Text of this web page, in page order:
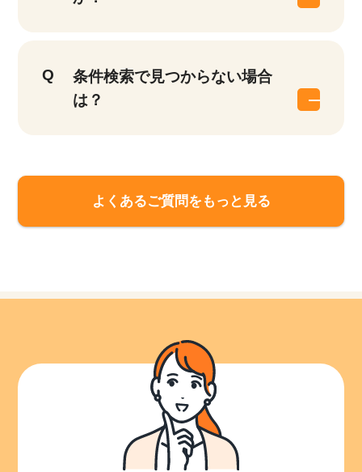
条件検索で見つからない場合
は？
よくあるご質問をもっと見る